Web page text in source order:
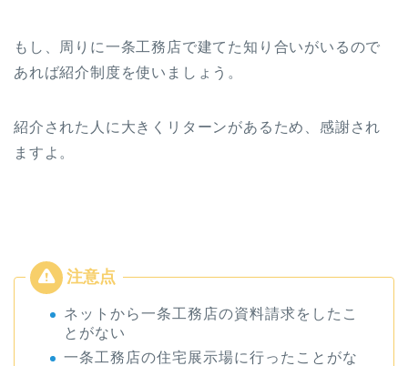
もし、周りに一条工務店で建てた知り合いがいるので
あれば紹介制度を使いましょう。
紹介された人に大きくリターンがあるため、感謝され
ますよ。
ネットから一条工務店の資料請求をしたこ
とがない
一条工務店の住宅展示場に行ったことがな